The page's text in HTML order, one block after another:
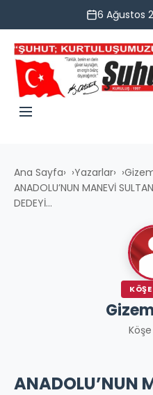
6 Ağustos
Ana Sayfa› Yazarlar›
ANADOLU’NUN MANEVİ
DEDEYİ...
Köşe
ANADOLU’NUN